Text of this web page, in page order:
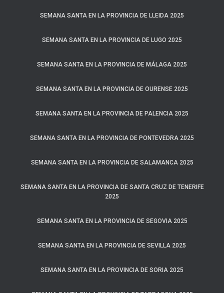
SEMANA SANTA EN LA PROVINCIA DE LLEIDA 2025
SEMANA SANTA EN LA PROVINCIA DE LUGO 2025
SEMANA SANTA EN LA PROVINCIA DE MÁLAGA 2025
SEMANA SANTA EN LA PROVINCIA DE OURENSE 2025
SEMANA SANTA EN LA PROVINCIA DE PALENCIA 2025
SEMANA SANTA EN LA PROVINCIA DE PONTEVEDRA 2025
SEMANA SANTA EN LA PROVINCIA DE SALAMANCA 2025
SEMANA SANTA EN LA PROVINCIA DE SANTA CRUZ DE TENERIFE
2025
SEMANA SANTA EN LA PROVINCIA DE SEGOVIA 2025
SEMANA SANTA EN LA PROVINCIA DE SEVILLA 2025
SEMANA SANTA EN LA PROVINCIA DE SORIA 2025